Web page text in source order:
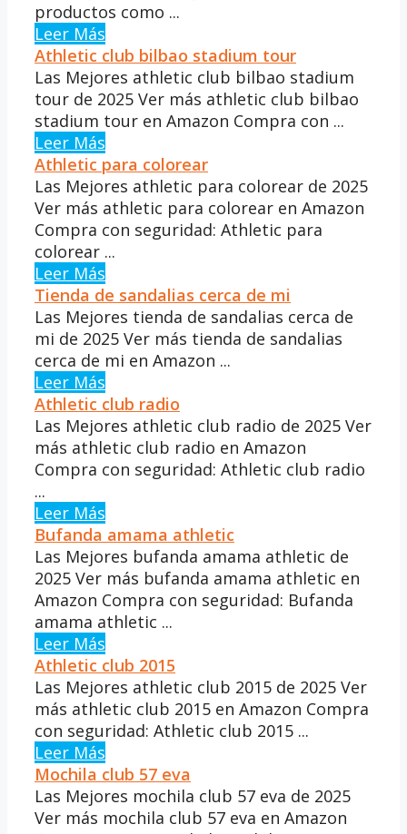
productos como ...
Leer Más
Athletic club bilbao stadium tour
Las Mejores athletic club bilbao stadium
tour de 2025 Ver más athletic club bilbao
stadium tour en Amazon Compra con ...
Leer Más
Athletic para colorear
Las Mejores athletic para colorear de 2025
Ver más athletic para colorear en Amazon
Compra con seguridad: Athletic para
colorear ...
Leer Más
Tienda de sandalias cerca de mi
Las Mejores tienda de sandalias cerca de
mi de 2025 Ver más tienda de sandalias
cerca de mi en Amazon ...
Leer Más
Athletic club radio
Las Mejores athletic club radio de 2025 Ver
más athletic club radio en Amazon
Compra con seguridad: Athletic club radio
...
Leer Más
Bufanda amama athletic
Las Mejores bufanda amama athletic de
2025 Ver más bufanda amama athletic en
Amazon Compra con seguridad: Bufanda
amama athletic ...
Leer Más
Athletic club 2015
Las Mejores athletic club 2015 de 2025 Ver
más athletic club 2015 en Amazon Compra
con seguridad: Athletic club 2015 ...
Leer Más
Mochila club 57 eva
Las Mejores mochila club 57 eva de 2025
Ver más mochila club 57 eva en Amazon